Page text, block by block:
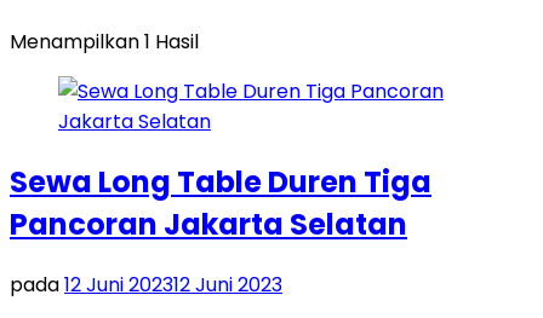
Menampilkan 1 Hasil
Sewa Long Table Duren Tiga
Pancoran Jakarta Selatan
pada12 Juni 202312 Juni 2023